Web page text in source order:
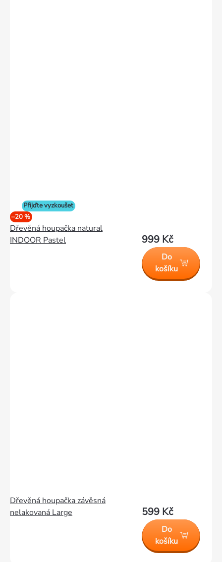
Přijďte vyzkoušet
–20 %
Dřevěná houpačka natural
INDOOR Pastel
999 Kč
Do
košíku
Dřevěná houpačka závěsná
nelakovaná Large
599 Kč
Do
košíku